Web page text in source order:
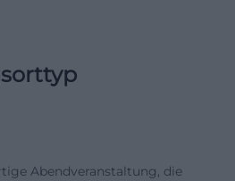
Abendveranstaltung, die